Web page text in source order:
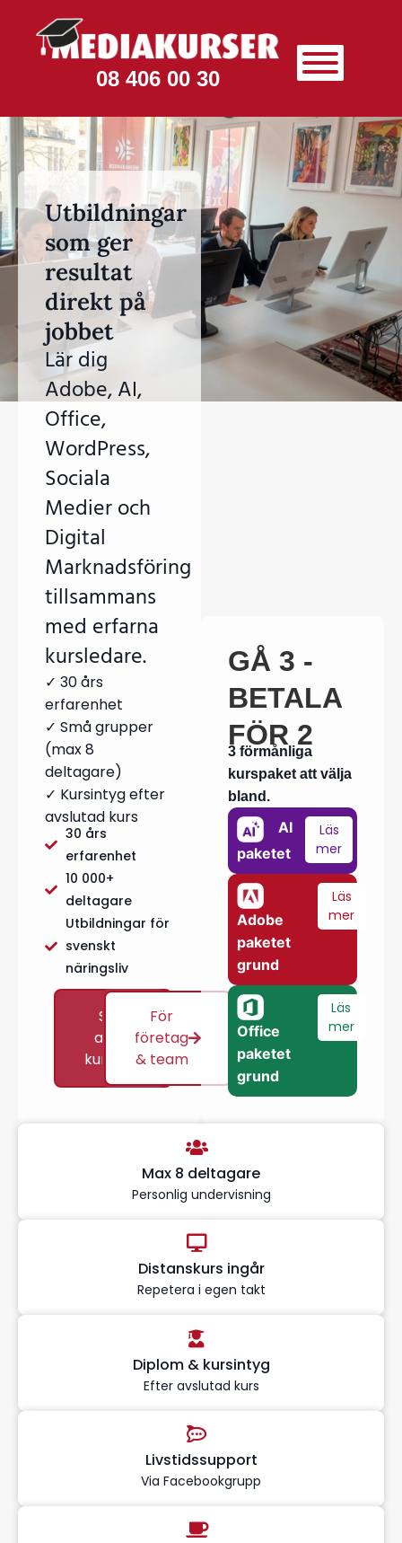
08 406 00 30
Utbildningar
som ger
resultat
direkt på
jobbet
Lär dig
Adobe, AI,
Office,
WordPress,
Sociala
Medier och
Digital
Marknadsföring
tillsammans
med erfarna
kursledare.
✓ 30 års
erfarenhet
✓ Små grupper
(max 8
deltagare)
✓ Kursintyg efter
avslutad kurs
30 års
erfarenhet
10 000+
deltagare
Utbildningar för
svenskt
näringsliv
Se
alla
kurser
För
företag
& team
GÅ 3 -
BETALA
FÖR 2
3 förmånliga
kurspaket att välja
bland.
AI
paketet
Läs
mer
Adobe
paketet
grund
Läs
mer
Office
paketet
grund
Läs
mer
Max 8 deltagare
Personlig undervisning
Distanskurs ingår
Repetera i egen takt
Diplom & kursintyg
Efter avslutad kurs
Livstidssupport
Via Facebookgrupp